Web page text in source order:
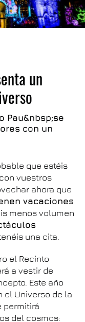
un
Pau&nbsp;se
con un
que estéis
vuestros
ahora que
vacaciones
menos volumen
una cita.
el Recinto
a vestir de
Este año
el Universo de la
permitirá
del cosmos: